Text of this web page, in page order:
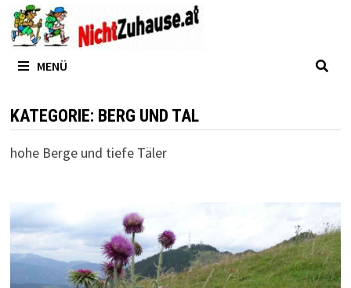
Zum
Inhalt
springen
MENÜ
KATEGORIE: BERG UND TAL
hohe Berge und tiefe Täler